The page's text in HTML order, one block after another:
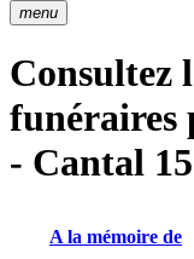
menu
Consultez
funéraires
- Cantal 15
A la mémoire de